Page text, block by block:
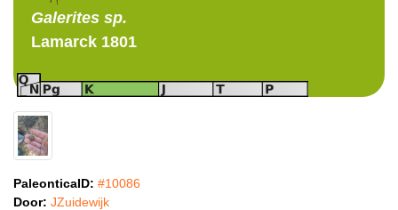
Galerites sp.
Lamarck 1801
PaleonticaID: #10086
Door: JZuidewijk